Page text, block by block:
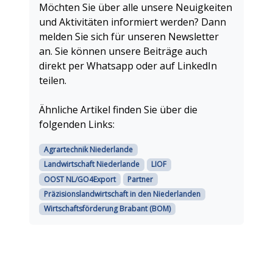
Möchten Sie über alle unsere Neuigkeiten
und Aktivitäten informiert werden? Dann
melden Sie sich für unseren Newsletter
an. Sie können unsere Beiträge auch
direkt per Whatsapp oder auf LinkedIn
teilen.
Ähnliche Artikel finden Sie über die
folgenden Links:
Agrartechnik Niederlande
Landwirtschaft Niederlande
LIOF
OOST NL/GO4Export
Partner
Präzisionslandwirtschaft in den Niederlanden
Wirtschaftsförderung Brabant (BOM)